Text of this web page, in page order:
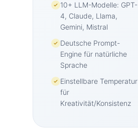
10+ LLM-Modelle: GPT-
4, Claude, Llama,
Gemini, Mistral
Deutsche Prompt-
Engine für natürliche
Sprache
Einstellbare Temperatur
für
Kreativität/Konsistenz